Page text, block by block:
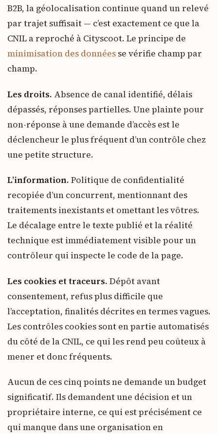
B2B, la géolocalisation continue quand un relevé
par trajet suffisait — c’est exactement ce que la
CNIL a reproché à Cityscoot. Le principe de
minimisation des données se vérifie champ par
champ.
Les droits. Absence de canal identifié, délais
dépassés, réponses partielles. Une plainte pour
non-réponse à une demande d’accès est le
déclencheur le plus fréquent d’un contrôle chez
une petite structure.
L’information. Politique de confidentialité
recopiée d’un concurrent, mentionnant des
traitements inexistants et omettant les vôtres.
Le décalage entre le texte publié et la réalité
technique est immédiatement visible pour un
contrôleur qui inspecte le code de la page.
Les cookies et traceurs. Dépôt avant
consentement, refus plus difficile que
l’acceptation, finalités décrites en termes vagues.
Les contrôles cookies sont en partie automatisés
du côté de la CNIL, ce qui les rend peu coûteux à
mener et donc fréquents.
Aucun de ces cinq points ne demande un budget
significatif. Ils demandent une décision et un
propriétaire interne, ce qui est précisément ce
qui manque dans une organisation en